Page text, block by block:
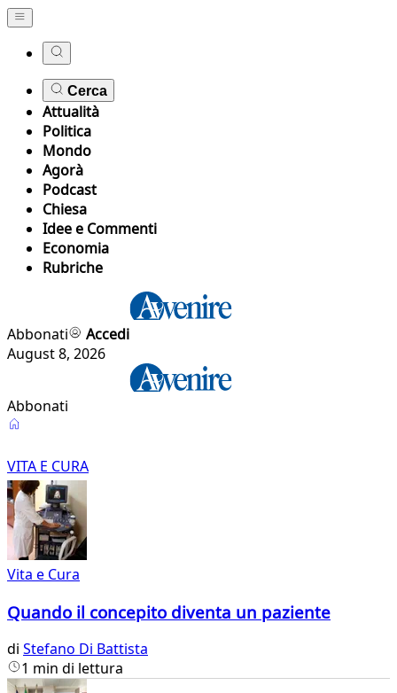
Cerca
Attualità
Politica
Mondo
Agorà
Podcast
Chiesa
Idee e Commenti
Economia
Rubriche
Abbonati
Accedi
August 8, 2026
Abbonati
Vita
e
Cura
VITA E CURA
Vita e Cura
Quando il concepito diventa un paziente
di Stefano Di Battista
1 min di lettura